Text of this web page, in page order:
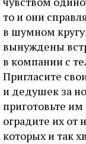
то и они
в шумном
вынуждены
в компании с
Пригласите
и дедушек за
приготовьте
оградите их от
которых и так